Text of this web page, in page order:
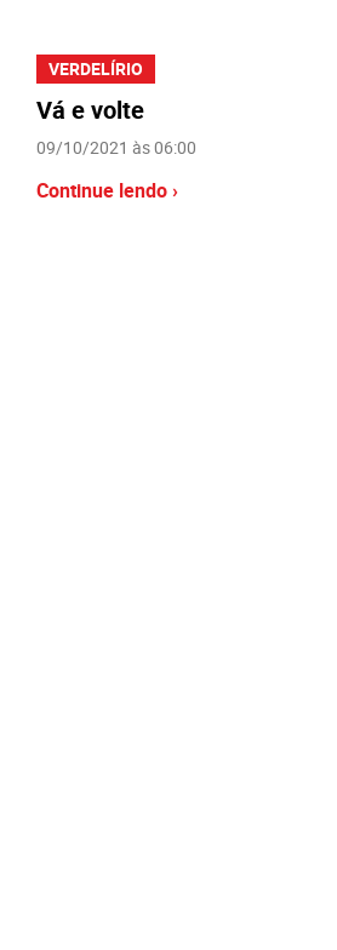
VERDELÍRIO
Vá e volte
09/10/2021 às 06:00
Continue lendo ›